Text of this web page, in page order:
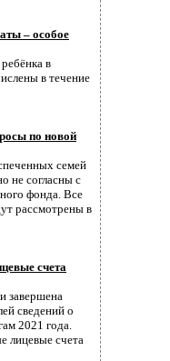
– особое
в
в течение
по новой
семей
не согласны с
фонда. Все
рассмотрены в
счета
завершена
сведений о
2021 года.
лицевые счета